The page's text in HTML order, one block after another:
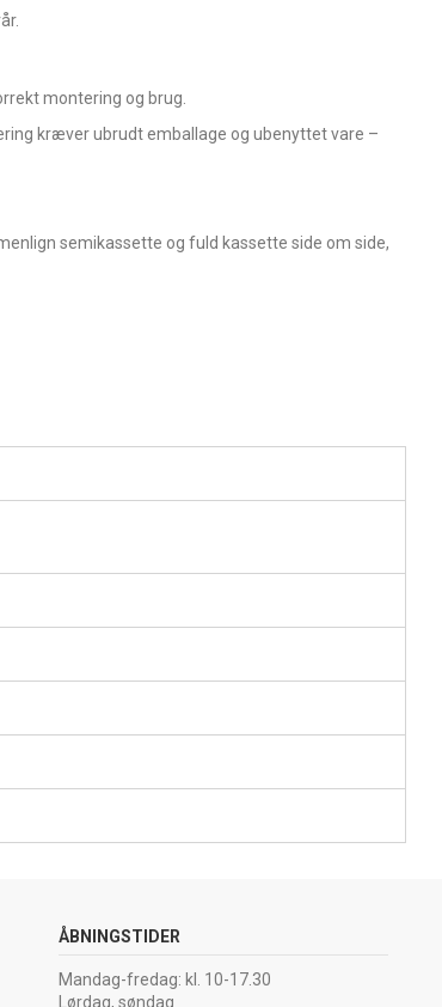
montering og brug.
kræver ubrudt emballage og ubenyttet vare –
semikassette og fuld kassette side om side,
ÅBNINGSTIDER
Mandag-fredag: kl. 10-17.30
Lørdag, søndag